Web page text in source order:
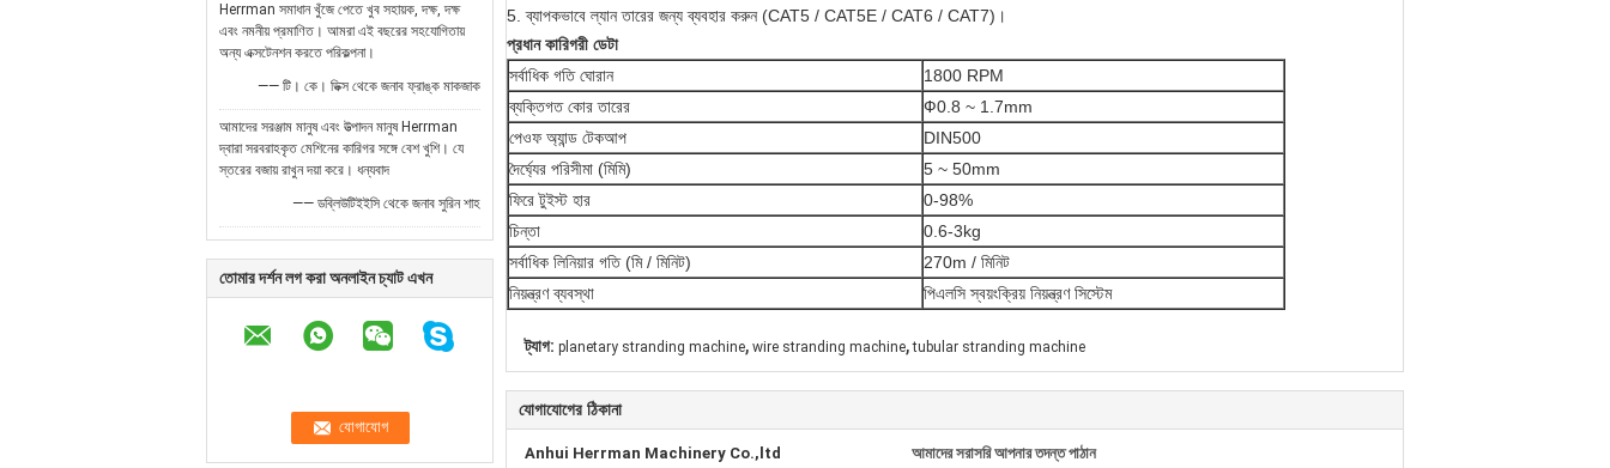
Herrman সমাধান খুঁজে পেতে খুব সহায়ক, দক্ষ, দক্ষ
এবং নমনীয় প্রমাণিত। আমরা এই বছরের সহযোগিতায়
অন্য এক্সটেনশন করতে পরিকল্পনা।
—— টি। কে। ডিক্স থেকে জনাব ফ্রাঙ্ক মাকজাক
আমাদের সরঞ্জাম মানুষ এবং উত্পাদন মানুষ Herrman
দ্বারা সরবরাহকৃত মেশিনের কারিগর সঙ্গে বেশ খুশি। যে
স্তরের বজায় রাখুন দয়া করে। ধন্যবাদ
—— ডব্লিউটিইইসি থেকে জনাব সুরিন শাহ
তোমার দর্শন লগ করা অনলাইন চ্যাট এখন
5. ব্যাপকভাবে ল্যান তারের জন্য ব্যবহার করুন (CAT5 / CAT5E / CAT6 / CAT7)।
প্রধান কারিগরী ডেটা
সর্বাধিক গতি ঘোরান
1800 RPM
ব্যক্তিগত কোর তারের
Ф0.8 ~ 1.7mm
পেওফ অ্যান্ড টেকআপ
DIN500
দৈর্ঘ্যের পরিসীমা (মিমি)
5 ~ 50mm
ফিরে টুইস্ট হার
0-98%
চিন্তা
0.6-3kg
সর্বাধিক লিনিয়ার গতি (মি / মিনিট)
270m / মিনিট
নিয়ন্ত্রণ ব্যবস্থা
পিএলসি স্বয়ংক্রিয় নিয়ন্ত্রণ সিস্টেম
ট্যাগ: planetary stranding machine, wire stranding machine, tubular stranding machine
যোগাযোগের ঠিকানা
Anhui Herrman Machinery Co.,ltd আমাদের সরাসরি আপনার তদন্ত পাঠান